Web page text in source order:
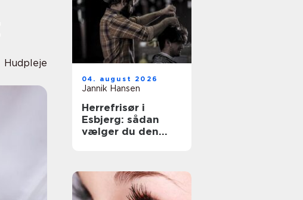
Hudpleje
04. august 2026
Jannik Hansen
Herrefrisør i
Esbjerg: sådan
vælger du den